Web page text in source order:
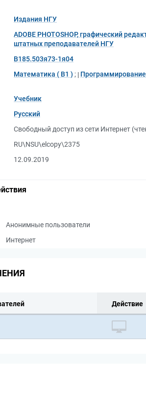
Издания НГУ
ADOBE PHOTOSHOP, графический
штатных преподавателей НГУ
В185.503я73-1я04
Математика ( В1 ) ;
Учебник
Русский
Свободный доступ из сети Интернет
RU\NSU\elcopy\2375
12.09.2019
Анонимные пользователи
Интернет
Действие